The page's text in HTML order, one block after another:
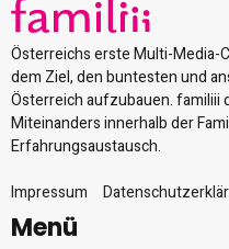
Österreichs erste Multi-Media-
dem Ziel, den buntesten und
Österreich aufzubauen. familiii
Miteinanders innerhalb der
Erfahrungsaustausch.
Impressum
Menü